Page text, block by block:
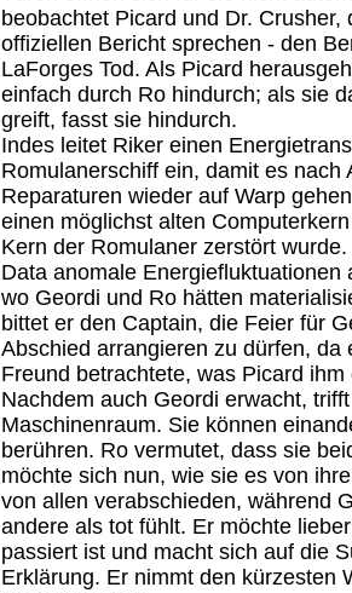
beobachtet Picard und Dr. Crusher,
offiziellen Bericht sprechen - den
LaForges Tod. Als Picard
einfach durch Ro hindurch; als sie
greift, fasst sie hindurch.
Indes leitet Riker einen
Romulanerschiff ein, damit es nach
Reparaturen wieder auf Warp
einen möglichst alten
Kern der Romulaner zerstört
Data anomale Energiefluktuationen
wo Geordi und Ro hätten
bittet er den Captain, die Feier für
Abschied arrangieren zu dürfen, da
Freund betrachtete, was Picard ihm
Nachdem auch Geordi erwacht,
Maschinenraum. Sie können
berühren. Ro vermutet, dass sie
möchte sich nun, wie sie es von
von allen verabschieden, während
andere als tot fühlt. Er möchte
passiert ist und macht sich auf die
Erklärung. Er nimmt den kürzesten